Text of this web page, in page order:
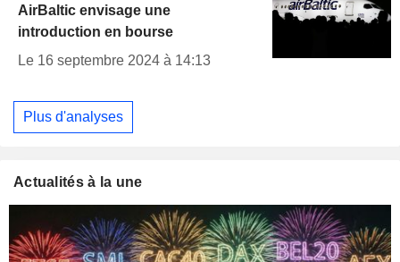
AirBaltic envisage une
introduction en bourse
Le 16 septembre 2024 à 14:13
Plus d'analyses
Actualités à la une